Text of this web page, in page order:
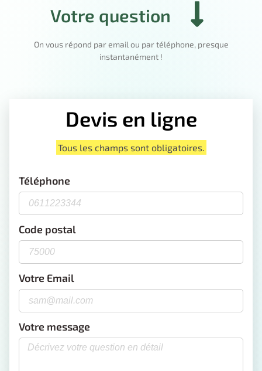
Votre question
On vous répond par email ou par téléphone, presque
instantanément !
Devis en ligne
Tous les champs sont obligatoires.
Téléphone
Code postal
Votre Email
Votre message